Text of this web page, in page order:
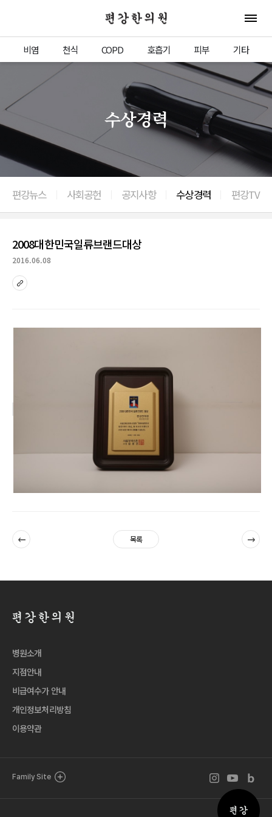
편강한의원 전체
비염 천식 COPD 호흡기 피부 기타
수상경력
편강뉴스 사회공헌 공지사항 수상경력 편강TV
이전으로
2008대한민국일류브랜드대상
2016.06.08
sns
이전 목록 다음
병원소개
지점안내
비급여수가 안내
개인정보처리방침
이용약관
Family Site 인스타그램 바로
유튜브 바로
블로그